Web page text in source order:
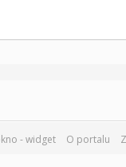
- widget O portalu